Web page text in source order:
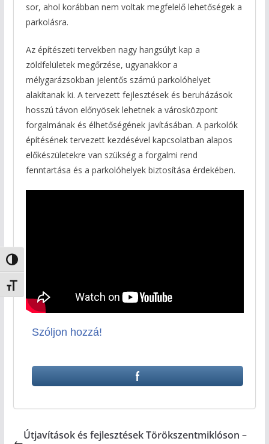
Nagy kontraszt váltása
Betűméret váltása
sor, ahol korábban nem voltak megfelelő lehetőségek a
parkolásra.
Az építészeti tervekben nagy hangsúlyt kap a
zöldfelületek megőrzése, ugyanakkor a
mélygarázsokban jelentős számú parkolóhelyet
alakítanak ki. A tervezett fejlesztések és beruházások
hosszú távon előnyösek lehetnek a városközpont
forgalmának és élhetőségének javításában. A parkolók
építésének tervezett kezdésével kapcsolatban alapos
előkészületekre van szükség a forgalmi rend
fenntartása és a parkolóhelyek biztosítása érdekében.
Szóljon hozzá!
Útjavítások és fejlesztések Törökszentmiklóson –